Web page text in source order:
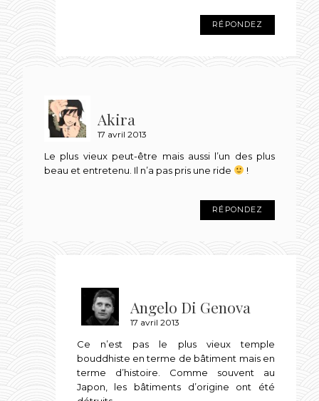
RÉPONDEZ
Akira
17 avril 2013
Le plus vieux peut-être mais aussi l’un des plus
beau et entretenu. Il n’a pas pris une ride
!
RÉPONDEZ
Angelo Di Genova
17 avril 2013
Ce n’est pas le plus vieux temple
bouddhiste en terme de bâtiment mais en
terme d’histoire. Comme souvent au
Japon, les bâtiments d’origine ont été